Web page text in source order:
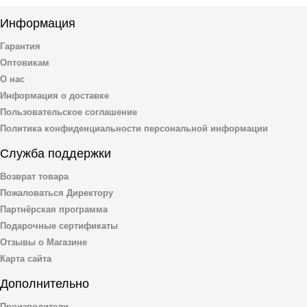
Информация
Гарантия
Оптовикам
О нас
Информация о доставке
Пользовательское соглашение
Политика конфиденциальности персональной информации
Служба поддержки
Возврат товара
Пожаловаться Директору
Партнёрская программа
Подарочные сертификаты
Отзывы о Магазине
Карта сайта
Дополнительно